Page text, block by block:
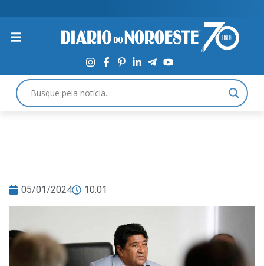
05/01/2024 10:01